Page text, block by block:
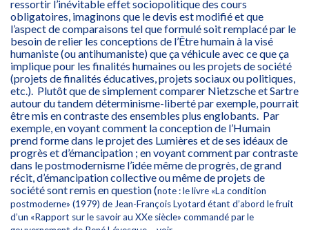
ressortir l’inévitable effet sociopolitique des cours
obligatoires, imaginons que le devis est modifié et que
l’aspect de comparaisons tel que formulé soit remplacé par le
besoin de relier les conceptions de l’Être humain à la visé
humaniste (ou antihumaniste) que ça véhicule avec ce que ça
implique pour les finalités humaines ou les projets de société
(projets de finalités éducatives, projets sociaux ou politiques,
etc.). Plutôt que de simplement comparer Nietzsche et Sartre
autour du tandem déterminisme-liberté par exemple, pourrait
être mis en contraste des ensembles plus englobants. Par
exemple, en voyant comment la conception de l’Humain
prend forme dans le projet des Lumières et de ses idéaux de
progrès et d’émancipation ; en voyant comment par contraste
dans le postmodernisme l’idée même de progrès, de grand
récit, d’émancipation collective ou même de projets de
société sont remis en question (note : le livre «La condition
postmoderne» (1979) de Jean-François Lyotard étant d’abord le fruit
d’un «Rapport sur le savoir au XXe siècle» commandé par le